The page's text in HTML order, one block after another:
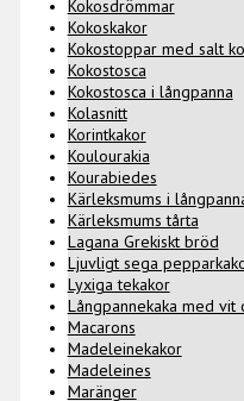
Kokosdrömmar
Kokoskakor
Kokostoppar med salt
Kokostosca
Kokostosca i långpanna
Kolasnitt
Korintkakor
Koulourakia
Kourabiedes
Kärleksmums i
Kärleksmums tårta
Lagana Grekiskt bröd
Ljuvligt sega
Lyxiga tekakor
Långpannekaka med vit
Macarons
Madeleinekakor
Madeleines
Maränger